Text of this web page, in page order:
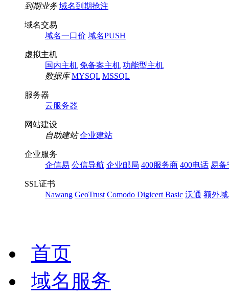
到期业务 域名到期抢注
域名交易
域名一口价 域名PUSH
虚拟主机
国内主机 免备案主机 功能型主机
数据库 MYSQL MSSQL
服务器
云服务器
网站建设
自助建站 企业建站
企业服务
企信易 公信导航 企业邮局 400服务商 400电话 易备
SSL证书
Nawang GeoTrust Comodo Digicert Basic 沃通 额外
首页
域名服务